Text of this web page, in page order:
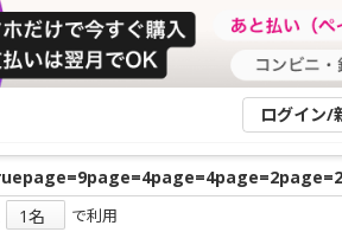
ログイン/
で利用